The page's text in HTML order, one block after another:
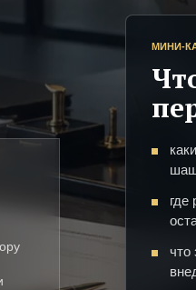
МИНИ-
где
что